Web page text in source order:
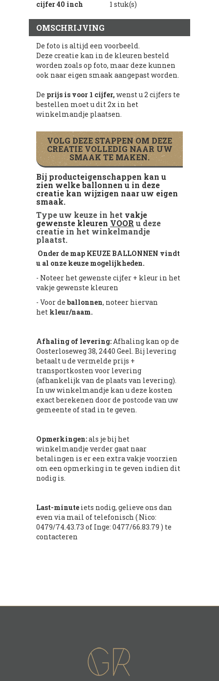
cijfer 40 inch
1 stuk(s)
OMSCHRIJVING
De foto is altijd een voorbeeld.
Deze creatie kan in de kleuren besteld
worden zoals op foto, maar deze kunnen
ook naar eigen smaak aangepast worden.
De prijs is voor 1 cijfer, wenst u 2 cijfers te
bestellen moet u dit 2x in het
winkelmandje plaatsen.
VOLG DEZE STAPPEN OM DEZE
CREATIE VOLLEDIG NAAR UW
SMAAK TE MAKEN.
Bij producteigenschappen kan u
zien welke ballonnen u in deze
creatie kan wijzigen naar uw eigen
smaak.
Type uw keuze in het vakje
gewenste kleuren VOOR u deze
creatie in het winkelmandje
plaatst.
Onder de map KEUZE BALLONNEN vindt
u al onze keuze mogelijkheden.
- Noteer het gewenste cijfer + kleur in het
vakje gewenste kleuren
- Voor de ballonnen, noteer hiervan
het kleur/naam.
Afhaling of levering:Afhaling kan op de
Oosterloseweg 38, 2440 Geel. Bij levering
betaalt u de vermelde prijs +
transportkosten voor levering
(afhankelijk van de plaats van levering).
In uw winkelmandje kan u deze kosten
exact berekenen door de postcode van uw
gemeente of stad in te geven.
Opmerkingen:als je bij het
winkelmandje verder gaat naar
betalingen is er een extra vakje voorzien
om een opmerking in te geven indien dit
nodig is.
Last-minute iets nodig, gelieve ons dan
even via mail of telefonisch ( Nico:
0479/74.43.73 of Inge: 0477/66.83.79 ) te
contacteren